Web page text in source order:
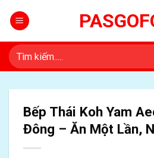
Tìm
kiếm:
Bếp Thái Koh Yam
Đông – Ăn Một Lần,